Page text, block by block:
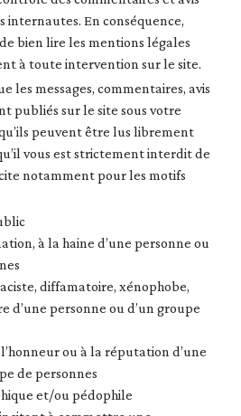
internautes. En conséquence,
bien lire les mentions légales
à toute intervention sur le site.
les messages, commentaires, avis
publiés sur le site sous votre
peuvent être lus librement
vous est strictement interdit de
notamment pour les motifs
à la haine d’une personne ou
diffamatoire, xénophobe,
d’une personne ou d’un groupe
ou à la réputation d’une
de personnes
et/ou pédophile